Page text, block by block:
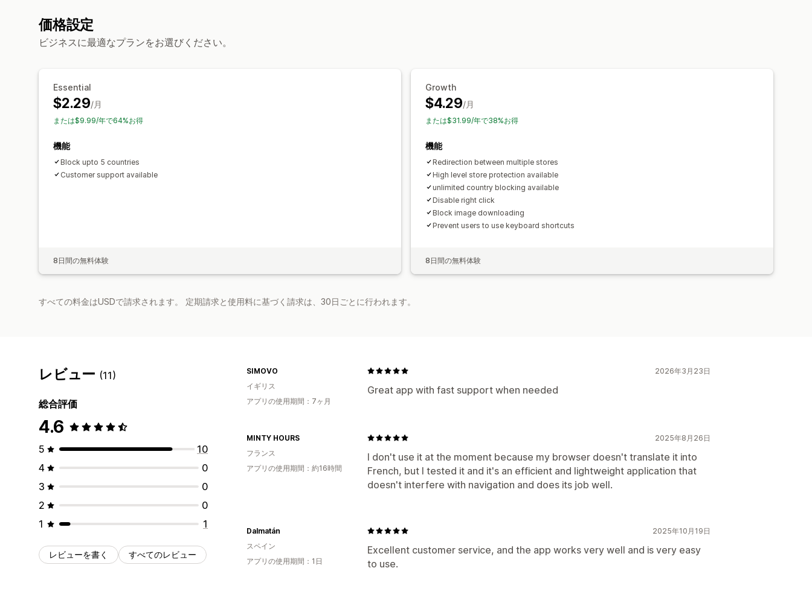
キーボードショートカット
著作権メッセージ メールアラート
不正注文保険
不正注文フィルター
アラートと分析
価格設定
ビジネスに最適なプランをお選びください。
Essential
$2.29/月
または$9.99/年で64%お得
機能
Block upto 5 countries
Customer support available
8日間の無料体験
Growth
$4.29/月
または$31.99/年で38%お得
機能
Redirection between multiple stores
High level store protection available
unlimited country blocking available
Disable right click
Block image downloading
Prevent users to use keyboard shortcuts
8日間の無料体験
すべての料金はUSDで請求されます。 定期請求と使用料に基づく請求は、30日ごとに行われます。
レビュー (11)
総合評価
4.6
5
10
4
0
3
0
2
0
1
1
レビューを書く すべてのレビュー
2026年3月23日
Great app with fast support when needed
SIMOVO
イギリス
アプリの使用期間：7ヶ月
2025年8月26日
I don't use it at the moment because my browser doesn't translate it into
French, but I tested it and it's an efficient and lightweight application that
doesn't interfere with navigation and does its job well.
MINTY HOURS
フランス
アプリの使用期間：約16時間
2025年10月19日
Excellent customer service, and the app works very well and is very easy
to use.
Dalmatán
スペイン
アプリの使用期間：1日